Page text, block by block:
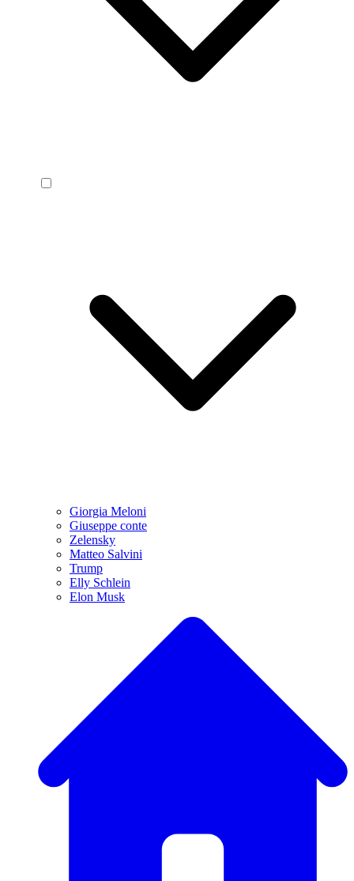
Giorgia Meloni
Giuseppe conte
Zelensky
Matteo Salvini
Trump
Elly Schlein
Elon Musk